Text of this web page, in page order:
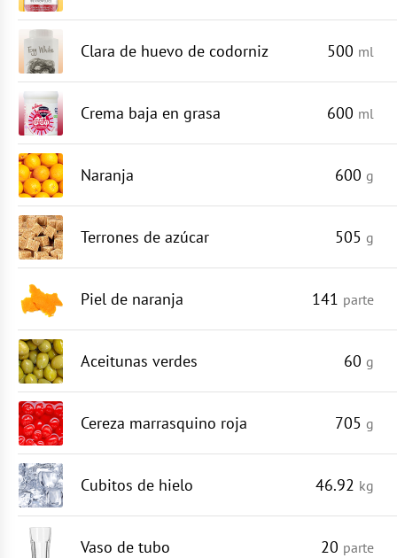
Clara de huevo de codorniz 500 ml
Crema baja en grasa 600 ml
Naranja 600 g
Terrones de azúcar 505 g
Piel de naranja 141 parte
Aceitunas verdes 60 g
Cereza marrasquino roja 705 g
Cubitos de hielo 46.92 kg
Vaso de tubo 20 parte